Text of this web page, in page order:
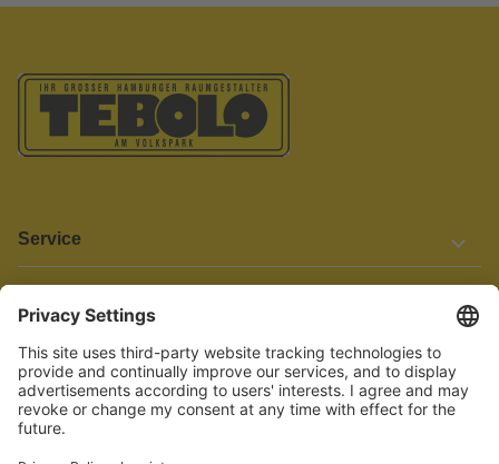
Service
Informationen
Barrierefreiheit
Wir bemühen uns, unsere Website barrierefrei zu gestalten.
Einige Inhalte und Funktionen sind derzeit jedoch noch nicht
vollständig zugänglich. Wenn Sie auf Barrieren stoßen oder Hilfe
benötigen, kontaktieren Sie uns bitte unter service[at]knutzen.de.